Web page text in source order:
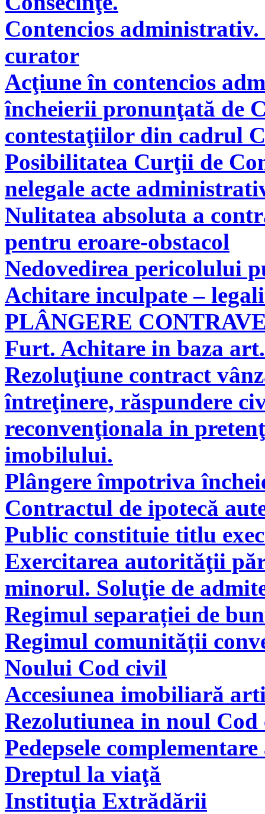
Contencios
curator
Acţiune în contencios
încheierii pronunţată de
contestaţiilor din cadrul
Posibilitatea Curţii de
nelegale acte
Nulitatea absoluta a
pentru eroare-obstacol
Nedovedirea pericolului
Achitare inculpate –
PLÂNGERE
Furt. Achitare in baza
Rezoluţiune contract
întreţinere, răspundere
reconvenţionala in
imobilului.
Plângere împotriva
Contractul de ipotecă
Public constituie titlu
Exercitarea autorităţii
minorul. Soluţie de
Regimul separației de
Regimul comunității
Noului Cod civil
Accesiunea imobiliară
Rezolutiunea in noul
Pedepsele
Dreptul la viaţă
Instituţia Extrădării